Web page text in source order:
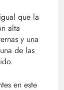
que la
alta
y una
de las
en este